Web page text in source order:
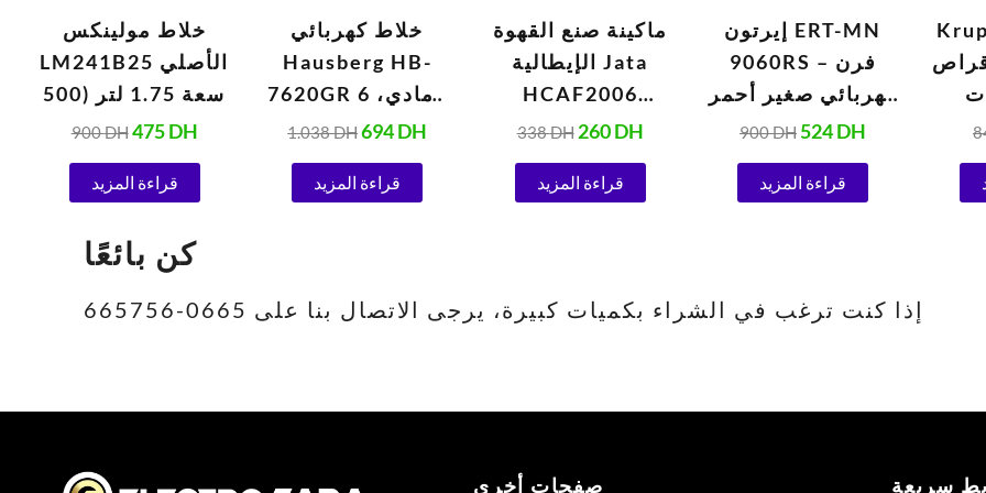
خلاط مولينكس
LM241B25 الأصلي
سعة 1.75 لتر (500
واط، 220 فولت،
أبيض)
900DH475DH
قراءة المزيد
خلاط كهربائي
Hausberg HB-
7620GR رمادي، 6
سرعات، 5 لترات
(1000 واط)
1.038DH694DH
قراءة المزيد
ماكينة صنع القهوة
الإيطالية Jata
HCAF2006
Vulcano بسعة 6
أكواب
338DH260DH
قراءة المزيد
إيرتون ERT-MN
9060RS – فرن
كهربائي صغير أحمر
(1420 واط)
900DH524DH
قراءة المزيد
من 10 أقراص
الأوتوماتيكية 1.5
كن بائعًا
إذا كنت ترغب في الشراء بكميات كبيرة، يرجى الاتصال بنا على 0665-665756
صفحات أخرى سريعة